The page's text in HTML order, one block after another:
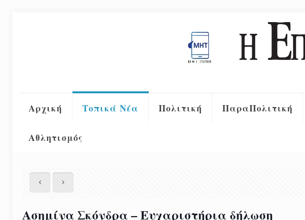
Αρχική Τοπικά Νέα Πολιτική ΠαραΠολιτική
Αθλητισμός
Ασημίνα Σκόνδρα – Ευχαριστήρια δήλωση